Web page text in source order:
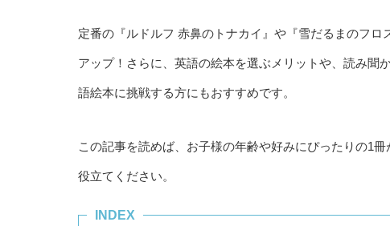
定番の『ルドルフ 赤鼻のトナカイ』や『雪だるまのフ
アップ！さらに、英語の絵本を選ぶメリットや、読み聞
語絵本に挑戦する方にもおすすめです。
この記事を読めば、お子様の年齢や好みにぴったりの1
役立てください。
INDEX